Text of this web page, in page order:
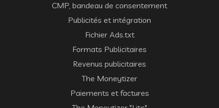
CMP, bandeau de consentement
Publicités et intégration
Fichier Ads.txt
Formats Publicitaires
Revenus publicitaires
The Moneytizer
Paiements et factures